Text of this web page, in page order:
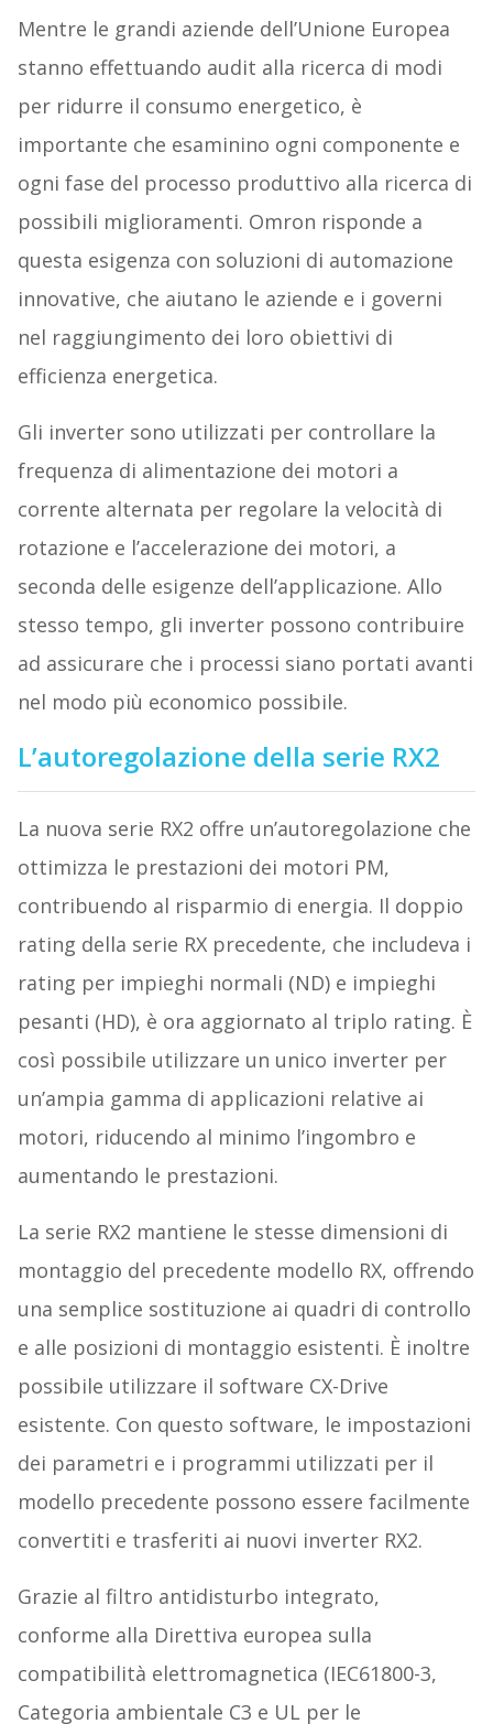
Mentre le grandi aziende dell’Unione Europea
stanno effettuando audit alla ricerca di modi
per ridurre il consumo energetico, è
importante che esaminino ogni componente e
ogni fase del processo produttivo alla ricerca di
possibili miglioramenti. Omron risponde a
questa esigenza con soluzioni di automazione
innovative, che aiutano le aziende e i governi
nel raggiungimento dei loro obiettivi di
efficienza energetica.
Gli inverter sono utilizzati per controllare la
frequenza di alimentazione dei motori a
corrente alternata per regolare la velocità di
rotazione e l’accelerazione dei motori, a
seconda delle esigenze dell’applicazione. Allo
stesso tempo, gli inverter possono contribuire
ad assicurare che i processi siano portati avanti
nel modo più economico possibile.
L’autoregolazione della serie RX2
La nuova serie RX2 offre un’autoregolazione che
ottimizza le prestazioni dei motori PM,
contribuendo al risparmio di energia. Il doppio
rating della serie RX precedente, che includeva i
rating per impieghi normali (ND) e impieghi
pesanti (HD), è ora aggiornato al triplo rating. È
così possibile utilizzare un unico inverter per
un’ampia gamma di applicazioni relative ai
motori, riducendo al minimo l’ingombro e
aumentando le prestazioni.
La serie RX2 mantiene le stesse dimensioni di
montaggio del precedente modello RX, offrendo
una semplice sostituzione ai quadri di controllo
e alle posizioni di montaggio esistenti. È inoltre
possibile utilizzare il software CX-Drive
esistente. Con questo software, le impostazioni
dei parametri e i programmi utilizzati per il
modello precedente possono essere facilmente
convertiti e trasferiti ai nuovi inverter RX2.
Grazie al filtro antidisturbo integrato,
conforme alla Direttiva europea sulla
compatibilità elettromagnetica (IEC61800-3,
Categoria ambientale C3 e UL per le